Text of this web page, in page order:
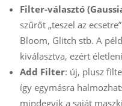
Filter-választó
szűrőt „teszel az
Bloom, Glitch stb. A
kiválasztva, ezért
Add Filter: új, plusz
így egymásra
mindegyik a saját